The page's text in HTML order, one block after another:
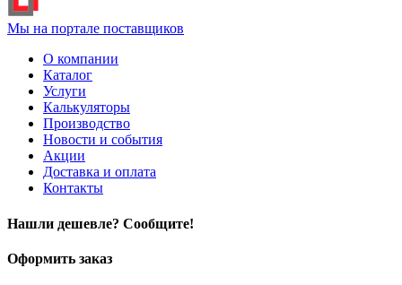
Мы на портале поставщиков
О компании
Каталог
Услуги
Калькуляторы
Производство
Новости и события
Акции
Доставка и оплата
Контакты
Нашли дешевле? Сообщите!
Оформить заказ